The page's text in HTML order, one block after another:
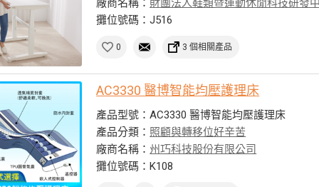
廠商名稱： 財團法人鞋類暨運動休閒科技研發
攤位號碼：J516
0 3 個相關產品
AC3330 醫博智能均壓護理床
產品型號：AC3330 醫博智能均壓護理床
產品分類： 照顧與轉移位好辛苦
廠商名稱： 州巧科技股份有限公司
攤位號碼：K108